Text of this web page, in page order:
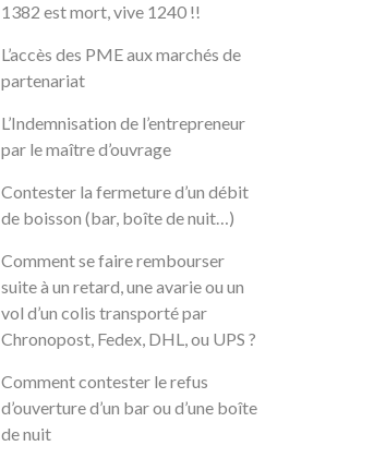
1382 est mort, vive 1240 !!
L’accès des PME aux marchés de
partenariat
L’Indemnisation de l’entrepreneur
par le maître d’ouvrage
Contester la fermeture d’un débit
de boisson (bar, boîte de nuit…)
Comment se faire rembourser
suite à un retard, une avarie ou un
vol d’un colis transporté par
Chronopost, Fedex, DHL, ou UPS ?
Comment contester le refus
d’ouverture d’un bar ou d’une boîte
de nuit